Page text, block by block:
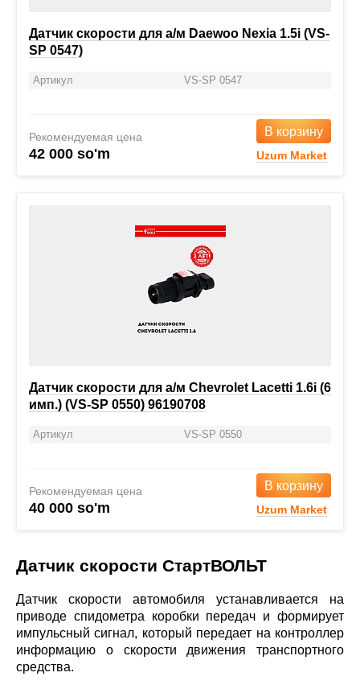
Датчик скорости для а/м Daewoo Nexia 1.5i (VS-
SP 0547)
Артикул VS-SP 0547
Рекомендуемая цена
42 000 so'm
В корзину
Uzum Market
Датчик скорости для а/м Chevrolet Lacetti 1.6i (6
имп.) (VS-SP 0550) 96190708
Артикул VS-SP 0550
Рекомендуемая цена
40 000 so'm
В корзину
Uzum Market
Датчик скорости СтартВОЛЬТ
Датчик скорости автомобиля устанавливается на
приводе спидометра коробки передач и формирует
импульсный сигнал, который передает на контроллер
информацию о скорости движения транспортного
средства.